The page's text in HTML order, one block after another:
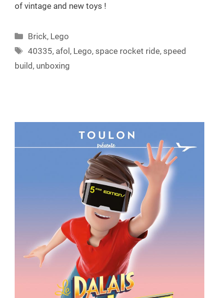
of vintage and new toys !
Categories
Brick, Lego
Tags
40335, afol, Lego, space rocket ride, speed
build, unboxing